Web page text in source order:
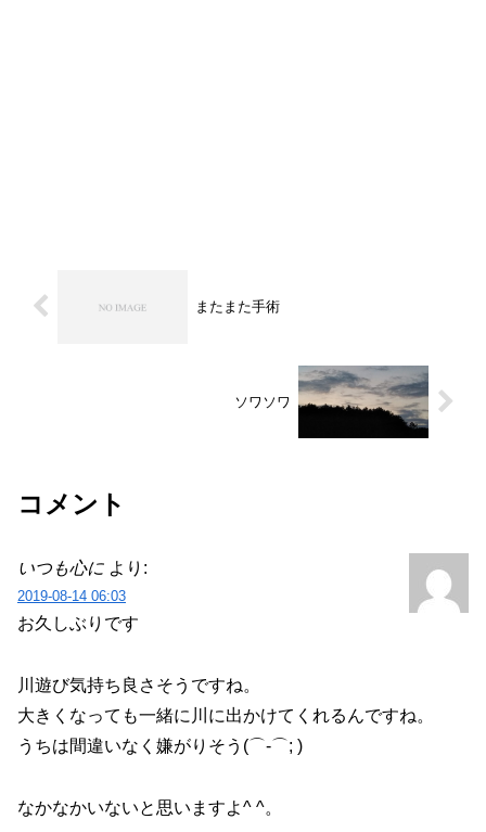
またまた手術
ソワソワ
コメント
いつも心に より:
2019-08-14 06:03
お久しぶりです
川遊び気持ち良さそうですね。
大きくなっても一緒に川に出かけてくれるんですね。
うちは間違いなく嫌がりそう(⌒-⌒; )
なかなかいないと思いますよ^ ^。